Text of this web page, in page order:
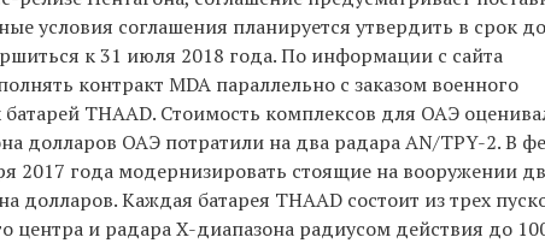
условия соглашения планируется утвердить в срок
к 31 июля 2018 года. По информации с сайта
контракт MDA параллельно с заказом военного
THAAD. Стоимость комплексов для ОАЭ
долларов ОАЭ потратили на два радара AN/TPY-2. В
2017 года модернизировать стоящие на вооружении
долларов. Каждая батарея THAAD состоит из трех
центра и радара X-диапазона радиусом действия до